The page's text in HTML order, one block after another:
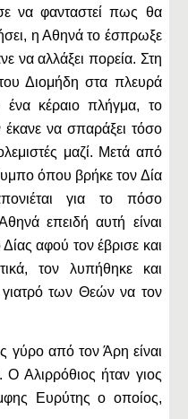
να φανταστεί πως θα
η Αθηνά το έσπρωξε
να αλλάξει πορεία. Στη
Διομήδη στα πλευρά
ένα κέραιο πλήγμα, το
έκανε να σπαράξει τόσο
μαζί. Μετά από
όπου βρήκε τον Δία
για το πόσο
επειδή αυτή είναι
αφού τον έβρισε και
τον λυπήθηκε και
των Θεών να τον
γύρο από τον Άρη είναι
Ο Αλιρρόθιος ήταν γιος
Ευρύτης ο οποίος,